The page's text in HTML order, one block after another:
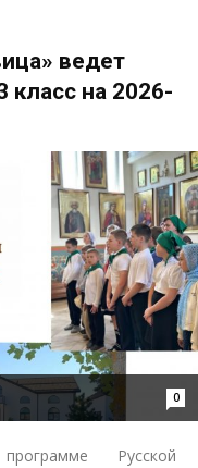
ведет
класс на 2026-
0
Русской